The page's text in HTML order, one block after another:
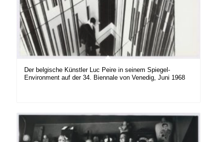
Der belgische Künstler Luc Peire in seinem Spiegel-
Environment auf der 34. Biennale von Venedig, Juni 1968